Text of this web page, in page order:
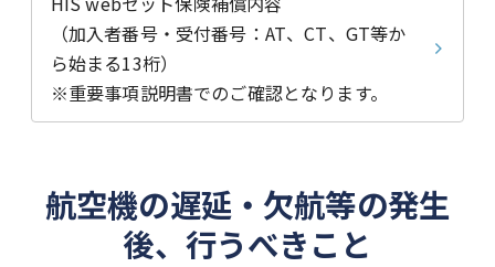
（加入者番号・受付番号：AT、CT、GT等か
ら始まる13桁）
※重要事項説明書でのご確認となります。
航空機の遅延・欠航等の発生
後、行うべきこと